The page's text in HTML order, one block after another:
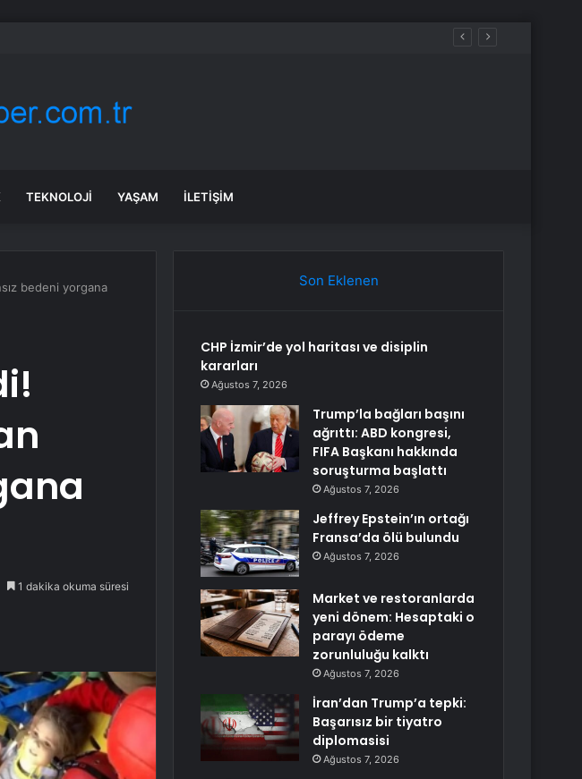
hakkında soruşturma başlattı
TEKNOLOJI YAŞAM İLETIŞIM
bedeni yorgana
1 dakika okuma süresi
Son Eklenen
CHP İzmir’de yol haritası ve disiplin
kararları
Ağustos 7, 2026
Trump’la bağları başını
ağrıttı: ABD kongresi,
FIFA Başkanı hakkında
soruşturma başlattı
Ağustos 7, 2026
Jeffrey Epstein’ın ortağı
Fransa’da ölü bulundu
Ağustos 7, 2026
Market ve restoranlarda
yeni dönem: Hesaptaki o
parayı ödeme
zorunluluğu kalktı
Ağustos 7, 2026
İran’dan Trump’a tepki:
Başarısız bir tiyatro
diplomasisi
Ağustos 7, 2026